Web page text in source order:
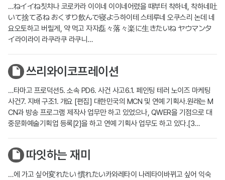
…ねイイね칫챠나 코로카라 이이네 이이네어렸을 때부터 착하네, 착하네吐
いて捨てるね おくすり飲んで寝よう하이테 스테루네 오쿠스리 논데 네
요오토하고 버릴게, 약 먹고 자자磊々落々楽に生きたいね ヤウマンタ
イ라이라이 라쿠라쿠 라쿠니…
쓰리와이코프레이션
…타마고 프로덕션5. 소속 PD6. 사건 사고6.1. 페인팅 테러 노이즈 마케팅
사건7. 지배 구조1. 개요 [편집] 대한민국의 MCN 및 연예 기획사.원래는 M
CN과 방송 프로그램 제작사 업무만 하고 있었으나, QWER을 기점으로 대
중문화예술기획업 등록[2]을 하고 연예 기획사 업무도 하고 있다.[3…
따잇하는 재미
…에 가고 싶어変れたい 慣れたい카와레타이 나레타이바뀌고 싶어 익숙